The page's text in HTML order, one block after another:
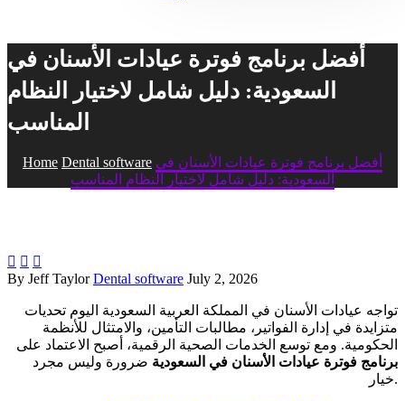
أفضل برنامج فوترة عيادات الأسنان في
السعودية: دليل شامل لاختيار النظام
المناسب
Home Dental software أفضل برنامج فوترة عيادات الأسنان في
السعودية: دليل شامل لاختيار النظام المناسب
  
By Jeff Taylor Dental software July 2, 2026
تواجه عيادات الأسنان في المملكة العربية السعودية اليوم تحديات
متزايدة في إدارة الفواتير، مطالبات التأمين، والامتثال للأنظمة
الحكومية. ومع توسع الخدمات الصحية الرقمية، أصبح الاعتماد على
برنامج فوترة عيادات الأسنان في السعودية ضرورة وليس مجرد
خيار.